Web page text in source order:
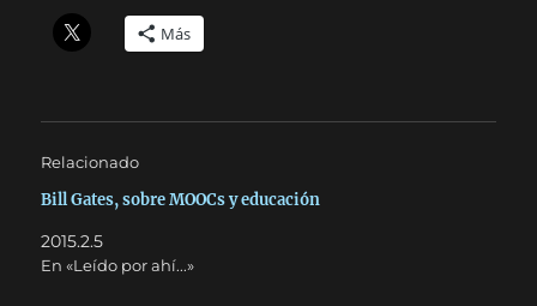
Más
Relacionado
Bill Gates, sobre MOOCs y educación
2015.2.5
En «Leído por ahí...»